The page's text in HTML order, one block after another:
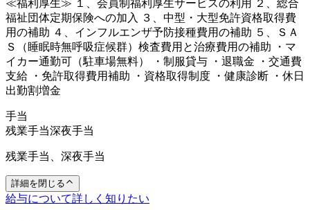
≪福利厚生≫ １、会員制福利厚生サービスの利用 ２、総合
福祉団体定期保険への加入 ３、中型・大型免許資格取得費
用の補助 ４、インフルエンザ予防接種費用の補助 ５、ＳＡ
Ｓ（睡眠時無呼吸症候群）検査費用と治療費用の補助 ・マ
イカー通勤可（駐車場無料） ・制服貸与 ・退職金 ・交通費
支給 ・免許取得費用補助 ・資格取得制度 ・健康診断 ・休日
出勤割増金
手当
残業手当深夜手当
残業手当、深夜手当
詳細を閉じる
給与について詳しく知りたい